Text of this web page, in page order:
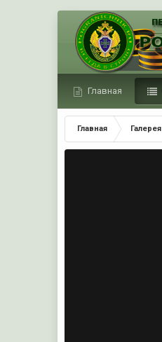
Главная
Главная Галерея